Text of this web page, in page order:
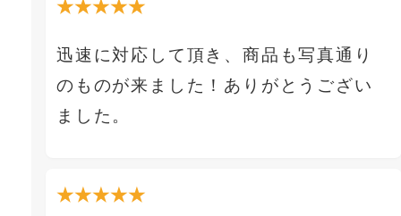
★★★★★
迅速に対応して頂き、商品も写真通り
のものが来ました！ありがとうござい
ました。
★★★★★